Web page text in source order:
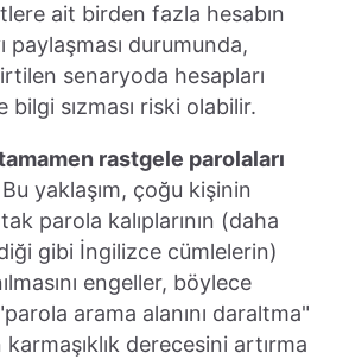
ait birden fazla hesabın
paylaşması durumunda,
senaryoda hesapları
bilgi sızması riski olabilir.
rastgele parolaları
Bu yaklaşım, çoğu kişinin
parola kalıplarının (daha
gibi İngilizce cümlelerin)
engeller, böylece
arama alanını daraltma"
derecesini artırma